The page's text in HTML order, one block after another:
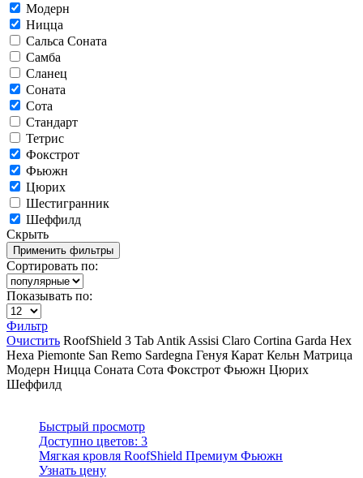
Модерн
Ницца
Сальса Соната
Самба
Сланец
Соната
Сота
Стандарт
Тетрис
Фокстрот
Фьюжн
Цюрих
Шестигранник
Шеффилд
Скрыть
Сортировать по:
Показывать по:
Фильтр
Очистить RoofShield 3 Tab Antik Assisi Claro Cortina Garda Hex
Hexa Piemonte San Remo Sardegna Генуя Карат Кельн Матрица
Модерн Ницца Соната Сота Фокстрот Фьюжн Цюрих
Шеффилд
Быстрый просмотр
Доступно цветов: 3
Мягкая кровля RoofShield Премиум Фьюжн
Узнать цену